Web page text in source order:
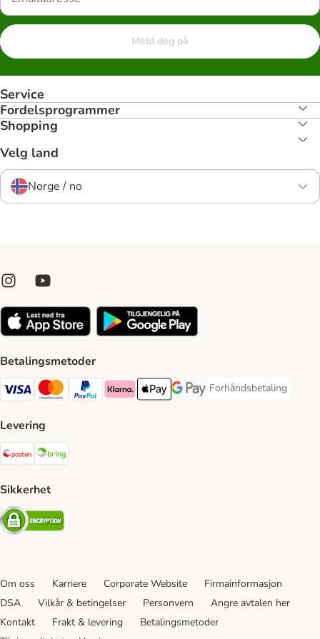
Meld deg på
Service
Fordelsprogrammer
Shopping
Velg land
Norge / no
Betalingsmetoder
Visa Payment Method
Mastercard Payment Method
PayPal Payment Method
Klarna Payment Method
Apple Pay Payment Method
Google Pay Payment Method
Forhåndsbetaling
Forhåndsbetaling
Levering
Posten Shipping Method
Sikkerhet
Security
Om oss Karriere Corporate Website
Firmainformasjon
DSA
Vilkår & betingelser Personvern
Angre avtalen her
Kontakt
Frakt & levering
Betalingsmetoder